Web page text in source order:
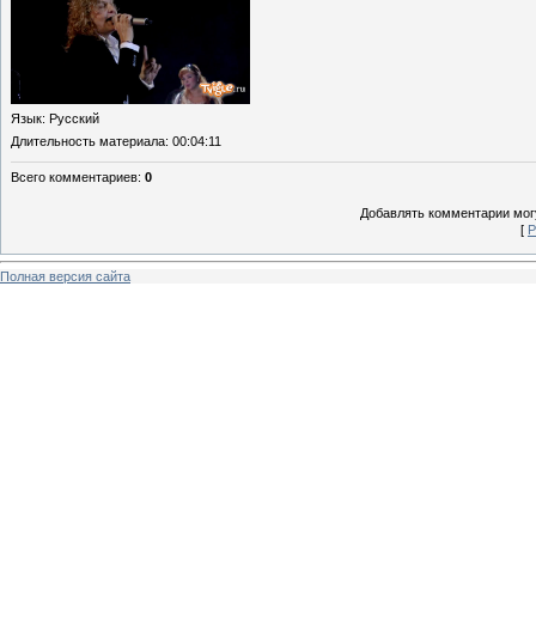
Язык: Русский
Длительность материала: 00:04:11
Всего комментариев: 0
Добавлять комментарии
[
Полная версия сайта